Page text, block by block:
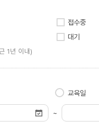
접수중
대기
1년 이내)
교육일
~